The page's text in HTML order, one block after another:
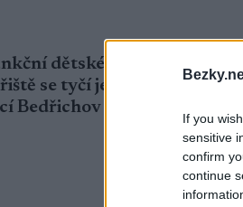
If you
sensitive
confirm
continue
dětské hřiště ve tvaru
se tyčí jen pár desítek
Bedřichov v rámci 53.